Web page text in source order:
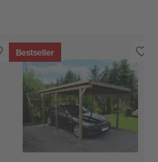
Bestseller